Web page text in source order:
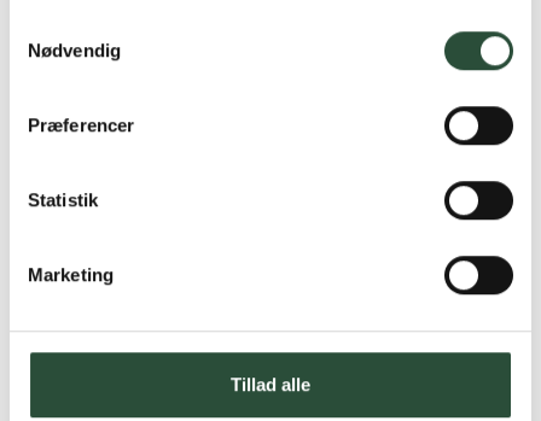
Nødvendig
Præferencer
Statistik
Marketing
Tillad alle